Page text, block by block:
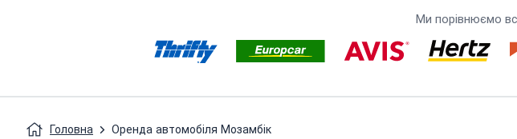
Ми порівнюємо
Головна Оренда автомобіля Мозамбік